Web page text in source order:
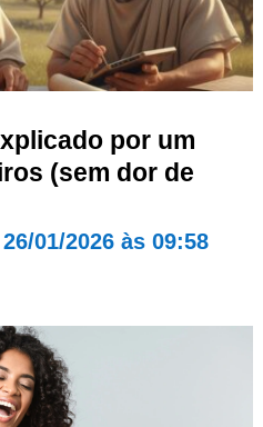
por um
(sem dor de
26/01/2026 às 09:58